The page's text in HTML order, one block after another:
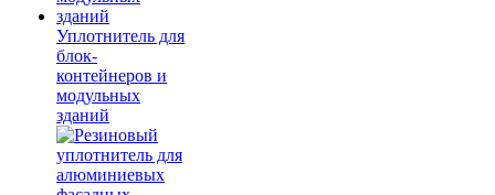
Уплотнитель для
блок-
контейнеров и
модульных
зданий